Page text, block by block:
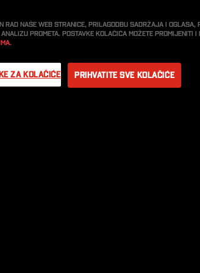
rad naše web stranice, prilagodbu sadržaja i oglasa,
prometa. Postavke kolačića možete promijeniti i
za kolačiće Prihvatite sve kolačiće